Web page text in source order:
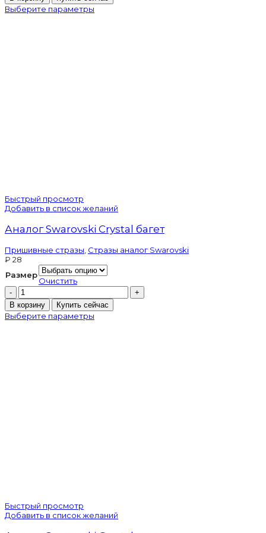
Аналог
Swarovski
Выберите параметры
Быстрый просмотр
Добавить в список желаний
Аналог Swarovski Crystal багет
Пришивные стразы Стразы аналог Swarovski
₽ 28
Размер
Очистить
Количество
товара
Аналог
Swarovski
В корзину Купить сейчас
Выберите параметры
Быстрый просмотр
Добавить в список желаний